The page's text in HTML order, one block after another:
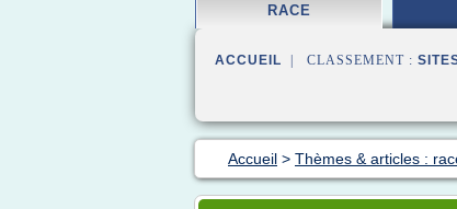
RACE
ACCUEIL | CLASSEMENT :
Accueil > Thèmes & articles :